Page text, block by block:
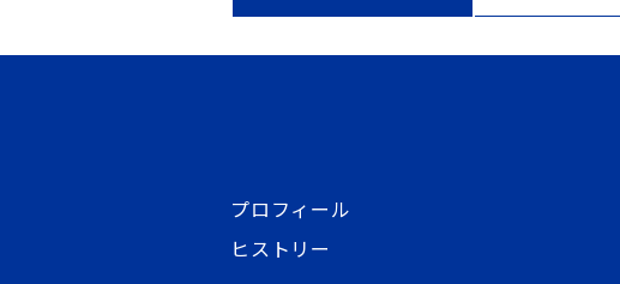
プロフィール
ヒストリー